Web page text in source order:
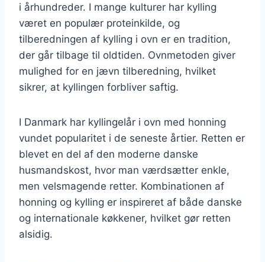
i århundreder. I mange kulturer har kylling
været en populær proteinkilde, og
tilberedningen af kylling i ovn er en tradition,
der går tilbage til oldtiden. Ovnmetoden giver
mulighed for en jævn tilberedning, hvilket
sikrer, at kyllingen forbliver saftig.
I Danmark har kyllingelår i ovn med honning
vundet popularitet i de seneste årtier. Retten er
blevet en del af den moderne danske
husmandskost, hvor man værdsætter enkle,
men velsmagende retter. Kombinationen af
honning og kylling er inspireret af både danske
og internationale køkkener, hvilket gør retten
alsidig.